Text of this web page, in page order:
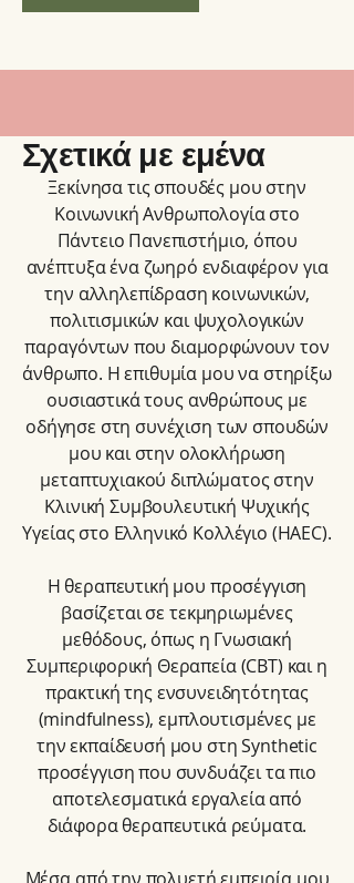
Σχετικά με εμένα
Ξεκίνησα τις σπουδές μου στην
Κοινωνική Ανθρωπολογία στο
Πάντειο Πανεπιστήμιο, όπου
ανέπτυξα ένα ζωηρό ενδιαφέρον για
την αλληλεπίδραση κοινωνικών,
πολιτισμικών και ψυχολογικών
παραγόντων που διαμορφώνουν τον
άνθρωπο. Η επιθυμία μου να στηρίξω
ουσιαστικά τους ανθρώπους με
οδήγησε στη συνέχιση των σπουδών
μου και στην ολοκλήρωση
μεταπτυχιακού διπλώματος στην
Κλινική Συμβουλευτική Ψυχικής
Υγείας στο Ελληνικό Κολλέγιο (HAEC).
Η θεραπευτική μου προσέγγιση
βασίζεται σε τεκμηριωμένες
μεθόδους, όπως η Γνωσιακή
Συμπεριφορική Θεραπεία (CBT) και η
πρακτική της ενσυνειδητότητας
(mindfulness), εμπλουτισμένες με
την εκπαίδευσή μου στη Synthetic
προσέγγιση που συνδυάζει τα πιο
αποτελεσματικά εργαλεία από
διάφορα θεραπευτικά ρεύματα.